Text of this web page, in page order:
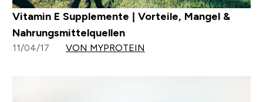
Vitamin E Supplemente | Vorteile, Mangel &
Nahrungsmittelquellen
11/04/17 VON MYPROTEIN